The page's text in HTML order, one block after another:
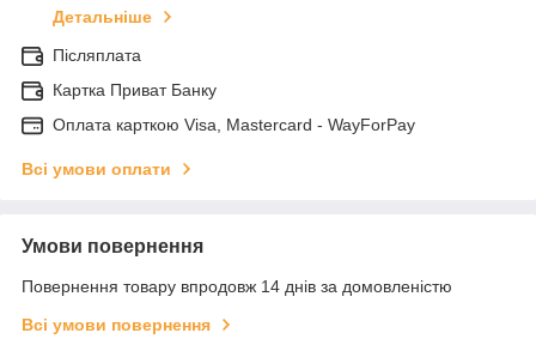
Детальніше
Післяплата
Картка Приват Банку
Оплата карткою Visa, Mastercard - WayForPay
Всі умови оплати
Умови повернення
Повернення товару впродовж 14 днів за домовленістю
Всі умови повернення